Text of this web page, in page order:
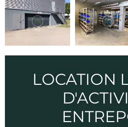
LOCATION